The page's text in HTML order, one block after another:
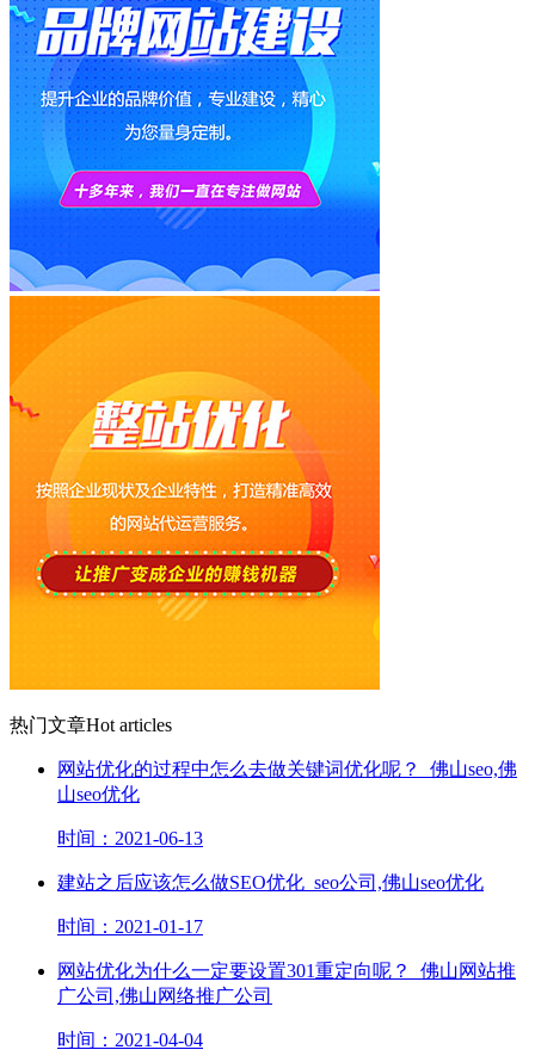
热门文章Hot articles
网站优化的过程中怎么去做关键词优化呢？_佛山seo,佛
山seo优化
时间：2021-06-13
建站之后应该怎么做SEO优化_seo公司,佛山seo优化
时间：2021-01-17
网站优化为什么一定要设置301重定向呢？_佛山网站推
广公司,佛山网络推广公司
时间：2021-04-04